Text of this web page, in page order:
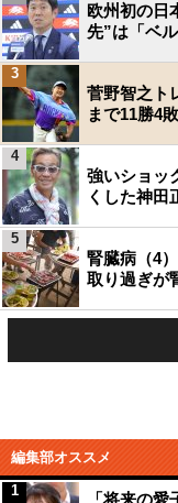
欧州初の日
先”は「ベ
菅野智之ト
まで11勝4
3
強いショッ
くした神田
4
腎臓病（4
取り過ぎが
5
編集部オススメ
「将来の
1